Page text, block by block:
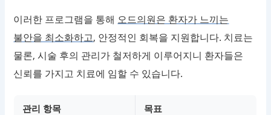
이러한 프로그램을 통해 오드의원은 환자가 느끼는
불안을 최소화하고, 안정적인 회복을 지원합니다. 치료는
물론, 시술 후의 관리가 철저하게 이루어지니 환자들은
신뢰를 가지고 치료에 임할 수 있습니다.
관리 항목 목표